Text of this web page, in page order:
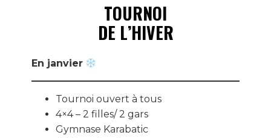
TOURNOI
DE L’HIVER
En janvier
Tournoi ouvert à tous
4×4 – 2 filles/ 2 gars
Gymnase Karabatic